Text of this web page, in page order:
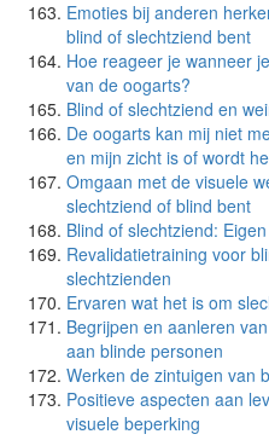
Emoties bij anderen
blind of slechtziend bent
Hoe reageer je wanneer
van de oogarts?
Blind of slechtziend en
De oogarts kan mij niet
en mijn zicht is of wordt
Omgaan met de visuele
slechtziend of blind bent
Blind of slechtziend:
Revalidatietraining voor
slechtzienden
Ervaren wat het is om
Begrijpen en aanleren
aan blinde personen
Werken de zintuigen van
Positieve aspecten aan
visuele beperking